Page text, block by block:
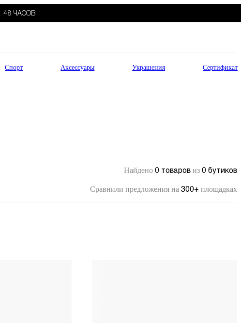
48 ЧАСОВ
Спорт Аксессуары Украшения Сертификат
Найдено 0 товаров из 0 бутиков
Сравнили предложения на 300+ площадках